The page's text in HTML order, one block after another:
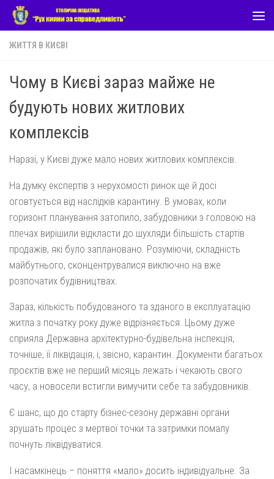
Skip to content
ЖИТТЯ В КИЄВІ
Чому в Києві зараз майже не
будують нових житлових
комплексів
Наразі, у Києві дуже мало нових житлових комплексів.
На думку експертів з нерухомості ринок ще й досі
оговтується від наслідків карантину. В умовах, коли
горизонт планування затопило, забудовники з головою на
плечах вирішили відкласти до шухляди більшість стартів
продажів, які було заплановано. Розуміючи, складність
майбутнього, сконцентрувалися виключно на вже
розпочатих будівництвах.
Зараз, кількість побудованого та зданого в експлуатацію
житла з початку року дуже відрізняється. Цьому дуже
сприяла Державна архітектурно-будівельна інспекція,
точніше, її ліквідація, і, звісно, карантин. Документи багатьох
проєктів вже не перший місяць лежать і чекають свого
часу, а новосели встигли вимучити себе та забудовників.
Є шанс, що до старту бізнес-сезону державні органи
зрушать процес з мертвої точки та затримки помалу
почнуть ліквідуватися.
І насамкінець – поняття «мало» досить індивідуальне. За